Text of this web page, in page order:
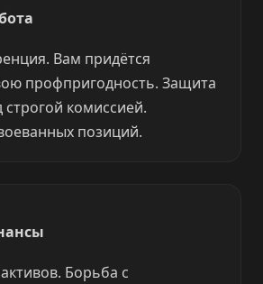
Вам придётся
профпригодность. Защита
строгой комиссией.
позиций.
Борьба с